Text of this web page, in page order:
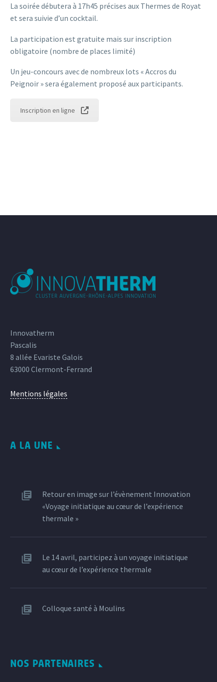
La soirée débutera à 17h45 précises aux Thermes de Royat
et sera suivie d’un cocktail.
La participation est gratuite mais sur inscription
obligatoire (nombre de places limité)
Un jeu-concours avec de nombreux lots « Accros du
Peignoir » sera également proposé aux participants.
Inscription en ligne
Innovatherm
Pascalis
8 allée Evariste Galois
63000 Clermont-Ferrand
Mentions légales
A LA UNE
Retour en image sur l’évènement Innovation
«Voyage initiatique au cœur de l’expérience
thermale »
Le 14 avril, participez à un voyage initiatique
au cœur de l’expérience thermale
Colloque santé à Moulins
NOS PARTENAIRES